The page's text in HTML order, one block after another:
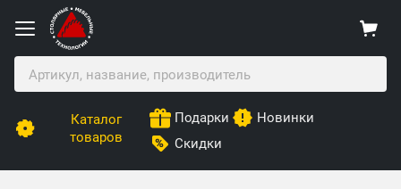
Каталог
товаров
Подарки
Новинки
Скидки